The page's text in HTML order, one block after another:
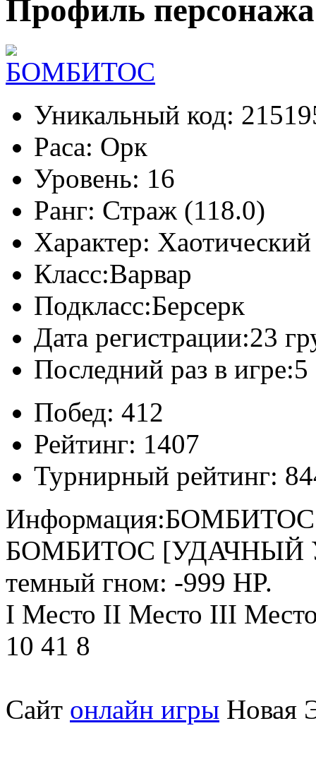
Профиль
Уникальный код:
Раса: Орк
Уровень: 16
Ранг: Страж (118.0)
Характер:
Класс:Варвар
Подкласс:Берсерк
Дата регистрации:23
Последний раз в игре:5
Побед: 412
Рейтинг: 1407
Турнирный рейтинг:
Информация:БОМБИТОС
БОМБИТОС [УДАЧНЫЙ
темный гном: -999 HP.
I Место II Место III
10 41 8
Сайт онлайн игры Новая